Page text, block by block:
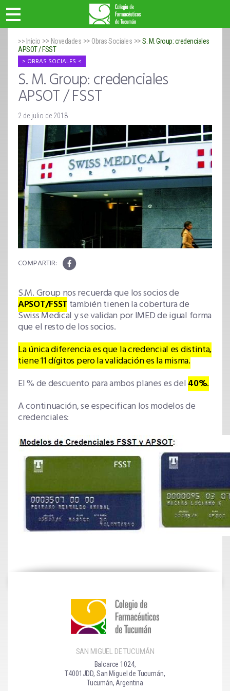
>> Inicio >> Novedades >> Obras Sociales >>S. M. Group: credenciales
APSOT / FSST
OBRAS SOCIALES
S. M. Group: credenciales
APSOT / FSST
2 de julio de 2018
S.M. Group nos recuerda que los socios de
APSOT/FSST también tienen la cobertura de
Swiss Medical y se validan por IMED de igual forma
que el resto de los socios.
La única diferencia es que la credencial es distinta,
tiene 11 dígitos pero la validación es la misma.
El % de descuento para ambos planes es del 40%.
A continuación, se especifican los modelos de
credenciales:
SAN MIGUEL DE TUCUMÁN
Balcarce 1024,
T4001JDD, San Miguel de Tucumán,
Tucumán, Argentina